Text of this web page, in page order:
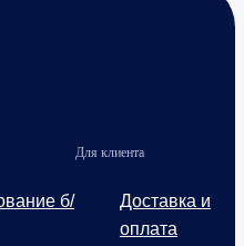
б/
Для клиента
Доставка и
оплата